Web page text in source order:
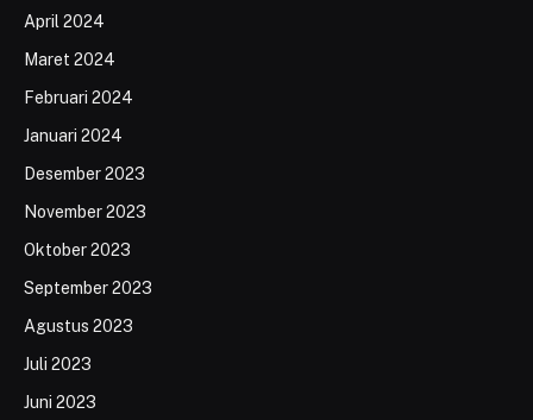
April 2024
Maret 2024
Februari 2024
Januari 2024
Desember 2023
November 2023
Oktober 2023
September 2023
Agustus 2023
Juli 2023
Juni 2023